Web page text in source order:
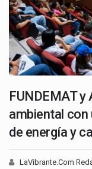
FUNDEMAT
ambiental con
de energía y
LaVibrante.Com